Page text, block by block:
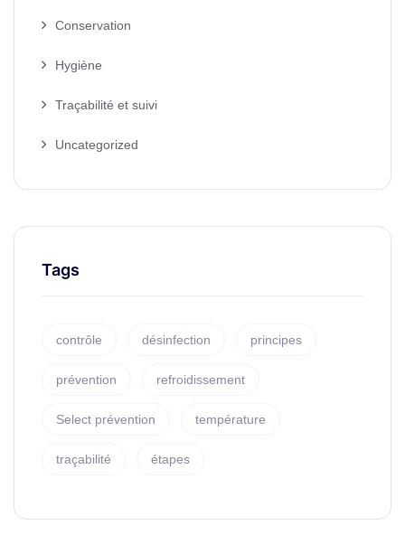
Conservation
Hygiène
Traçabilité et suivi
Uncategorized
Tags
contrôle désinfection principes
prévention refroidissement
Select prévention température
traçabilité étapes